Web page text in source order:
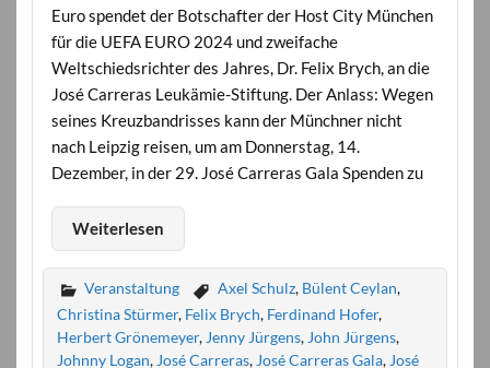
Euro spendet der Botschafter der Host City München
für die UEFA EURO 2024 und zweifache
Weltschiedsrichter des Jahres, Dr. Felix Brych, an die
José Carreras Leukämie-Stiftung. Der Anlass: Wegen
seines Kreuzbandrisses kann der Münchner nicht
nach Leipzig reisen, um am Donnerstag, 14.
Dezember, in der 29. José Carreras Gala Spenden zu
Weiterlesen
Veranstaltung Axel Schulz, Bülent Ceylan,
Christina Stürmer, Felix Brych, Ferdinand Hofer,
Herbert Grönemeyer, Jenny Jürgens, John Jürgens,
Johnny Logan, José Carreras, José Carreras Gala, José